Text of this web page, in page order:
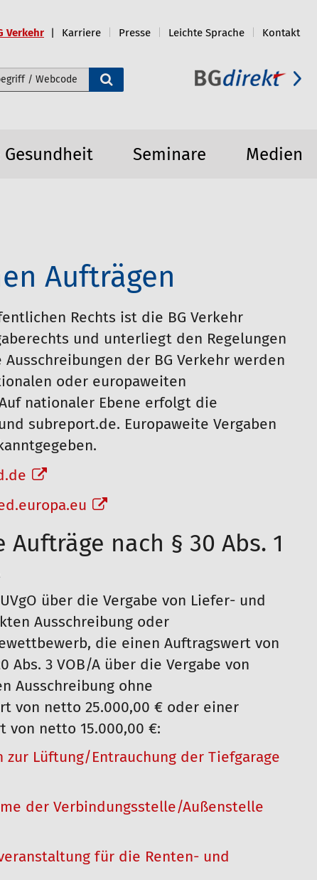
Verkehr Karriere Presse Leichte Sprache Kontakt
durchsuchen
Seminare Medien
Aufträgen
Rechts ist die BG Verkehr
und unterliegt den Regelungen
der BG Verkehr werden
oder europaweiten
nationaler Ebene erfolgt die
subreport.de. Europaweite Vergaben
nach § 30 Abs. 1
über die Vergabe von Liefer- und
Ausschreibung oder
die einen Auftragswert von
3 VOB/A über die Vergabe von
Ausschreibung ohne
von netto 25.000,00 € oder einer
von netto 15.000,00 €:
zur Lüftung/Entrauchung der Tiefgarage
der Verbindungsstelle/Außenstelle
für die Renten- und